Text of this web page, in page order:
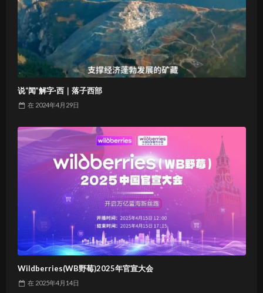
说“闻”解字·西｜落子西部
在 2024年4月29日
Wildberries(WB野莓)2025年官宣大会
在 2025年4月14日